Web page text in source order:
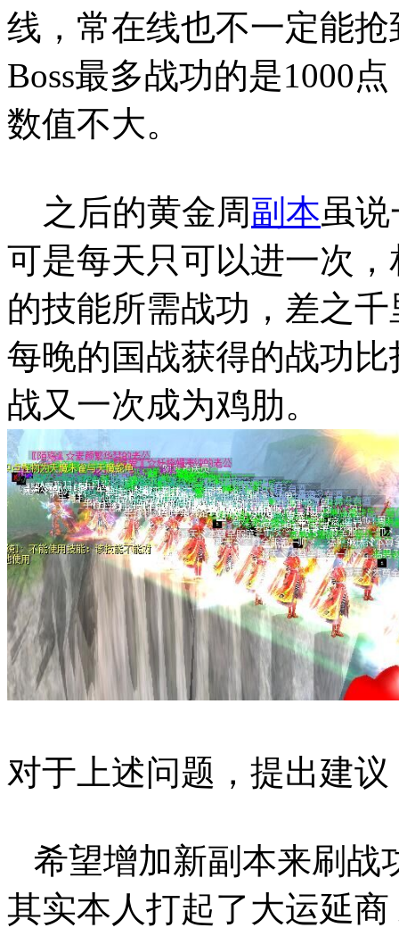
线，常在线也不一定能抢
Boss最多战功的是1000
数值不大。
之后的黄金周副本虽
可是每天只可以进一次
的技能所需战功，差之千
每晚的国战获得的战功
战又一次成为鸡肋。
对于上述问题，提出建议
希望增加新副本来刷战
其实本人打起了大运延